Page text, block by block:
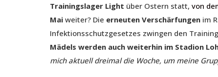
Trainingslager Light über Ostern statt, von
Mai weiter? Die erneuten Verschärfungen im
Infektionsschutzgesetzes zwingen den
Mädels werden auch weiterhin im Stadion
mich aktuell dreimal die Woche, um meine